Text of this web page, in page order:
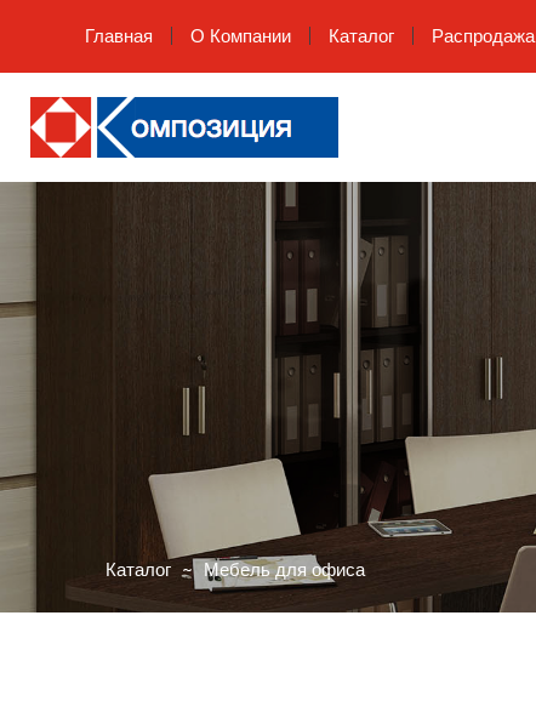
Главная О Компании Каталог Распродажа
Каталог Мебель для офиса